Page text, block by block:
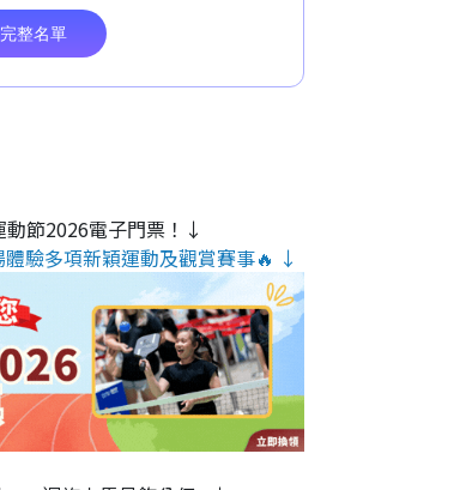
節2026電子門票！↓
驗多項新穎運動及觀賞賽事🔥 ↓